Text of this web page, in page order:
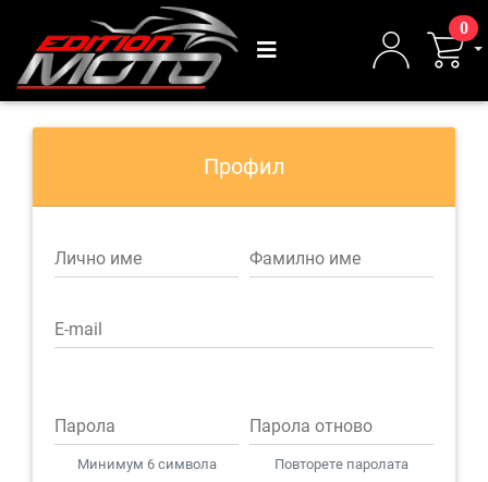
0
Профил
Лично име Фамилно име
E-mail
Парола
Минимум 6 символа
Парола отново
Повторете паролата